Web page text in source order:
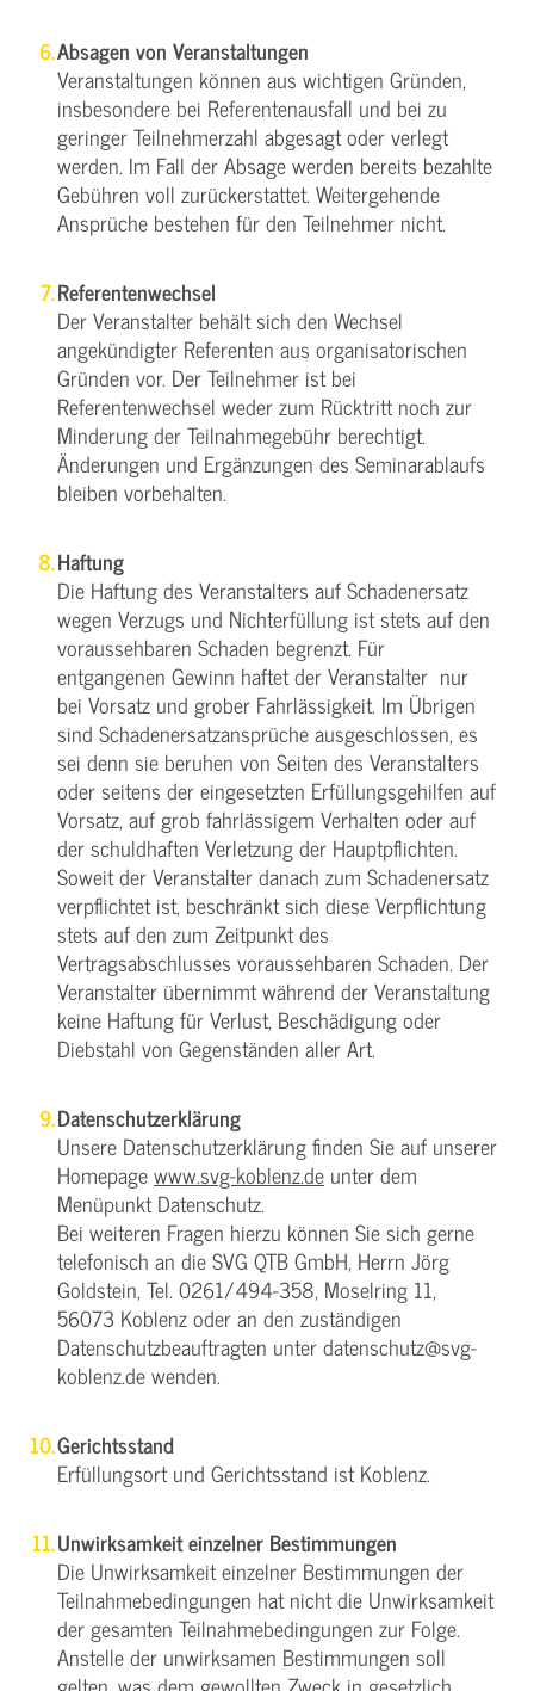
Absagen von Veranstaltungen
Veranstaltungen können aus wichtigen Gründen,
insbesondere bei Referentenausfall und bei zu
geringer Teilnehmerzahl abgesagt oder verlegt
werden. Im Fall der Absage werden bereits bezahlte
Gebühren voll zurückerstattet. Weitergehende
Ansprüche bestehen für den Teilnehmer nicht.
Referentenwechsel
Der Veranstalter behält sich den Wechsel
angekündigter Referenten aus organisatorischen
Gründen vor. Der Teilnehmer ist bei
Referentenwechsel weder zum Rücktritt noch zur
Minderung der Teilnahmegebühr berechtigt.
Änderungen und Ergänzungen des Seminarablaufs
bleiben vorbehalten.
Haftung
Die Haftung des Veranstalters auf Schadenersatz
wegen Verzugs und Nichterfüllung ist stets auf den
voraussehbaren Schaden begrenzt. Für
entgangenen Gewinn haftet der Veranstalter nur
bei Vorsatz und grober Fahrlässigkeit. Im Übrigen
sind Schadenersatzansprüche ausgeschlossen, es
sei denn sie beruhen von Seiten des Veranstalters
oder seitens der eingesetzten Erfüllungsgehilfen auf
Vorsatz, auf grob fahrlässigem Verhalten oder auf
der schuldhaften Verletzung der Hauptpflichten.
Soweit der Veranstalter danach zum Schadenersatz
verpflichtet ist, beschränkt sich diese Verpflichtung
stets auf den zum Zeitpunkt des
Vertragsabschlusses voraussehbaren Schaden. Der
Veranstalter übernimmt während der Veranstaltung
keine Haftung für Verlust, Beschädigung oder
Diebstahl von Gegenständen aller Art.
Datenschutzerklärung
Unsere Datenschutzerklärung finden Sie auf unserer
Homepagewww.svg-koblenz.de unter dem
Menüpunkt Datenschutz.
Bei weiteren Fragen hierzu können Sie sich gerne
telefonisch an die SVG QTB GmbH, Herrn Jörg
Goldstein, Tel. 0261/494-358, Moselring 11,
56073 Koblenz oder an den zuständigen
Datenschutzbeauftragten unter datenschutz@svg-
koblenz.de wenden.
Gerichtsstand
Erfüllungsort und Gerichtsstand ist Koblenz.
Unwirksamkeit einzelner Bestimmungen
Die Unwirksamkeit einzelner Bestimmungen der
Teilnahmebedingungen hat nicht die Unwirksamkeit
der gesamten Teilnahmebedingungen zur Folge.
Anstelle der unwirksamen Bestimmungen soll